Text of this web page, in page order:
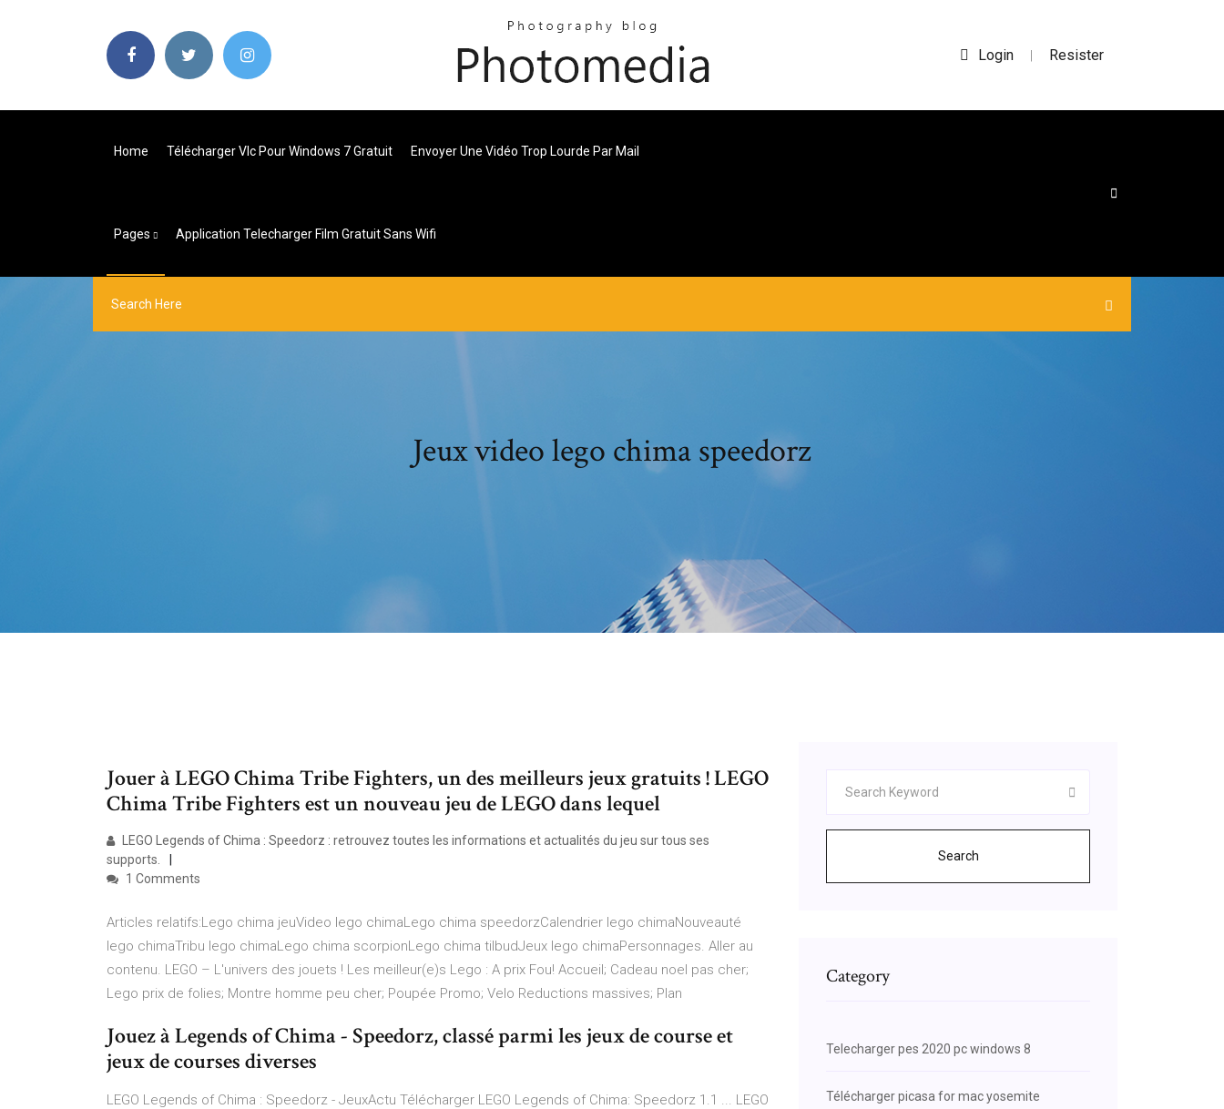
Login | Resister
Home Télécharger Vlc Pour Windows 7 Gratuit Envoyer Une Vidéo Trop Lourde Par Mail
Pages Application Telecharger Film Gratuit Sans Wifi
Jeux video lego chima speedorz
Jouer à LEGO Chima Tribe Fighters, un des meilleurs jeux gratuits ! LEGO
Chima Tribe Fighters est un nouveau jeu de LEGO dans lequel
LEGO Legends of Chima : Speedorz : retrouvez toutes les informations et actualités du jeu sur tous ses
supports.
1 Comments
Articles relatifs:Lego chima jeuVideo lego chimaLego chima speedorzCalendrier lego chimaNouveauté
lego chimaTribu lego chimaLego chima scorpionLego chima tilbudJeux lego chimaPersonnages. Aller au
contenu. LEGO – L'univers des jouets ! Les meilleur(e)s Lego : A prix Fou! Accueil; Cadeau noel pas cher;
Lego prix de folies; Montre homme peu cher; Poupée Promo; Velo Reductions massives; Plan
Jouez à Legends of Chima - Speedorz, classé parmi les jeux de course et
jeux de courses diverses
LEGO Legends of Chima : Speedorz - JeuxActu Télécharger LEGO Legends of Chima: Speedorz 1.1 ... LEGO
Search
Category
Telecharger pes 2020 pc windows 8
Télécharger picasa for mac yosemite